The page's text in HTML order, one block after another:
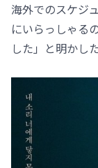
海外でのスケジ
にいらっしゃる
した」と明かした